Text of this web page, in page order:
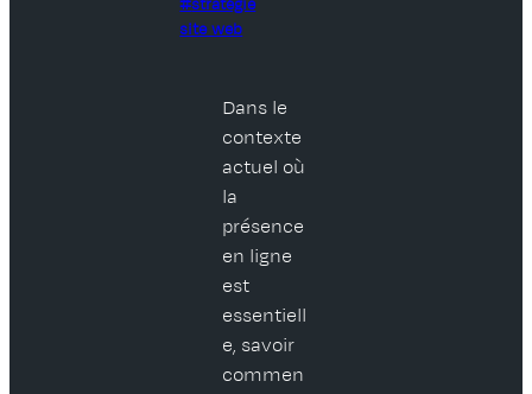
stratégie
site web
Dans le
contexte
actuel où
la
présence
en ligne
est
essentiell
e, savoir
commen